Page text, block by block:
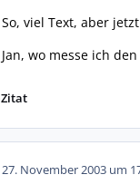
So, viel Text, aber
Jan, wo messe ich
Zitat
27. November 2003 um